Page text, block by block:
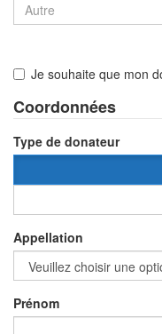
Je souhaite que mon
Coordonnées
Type de donateur
Appellation
Prénom